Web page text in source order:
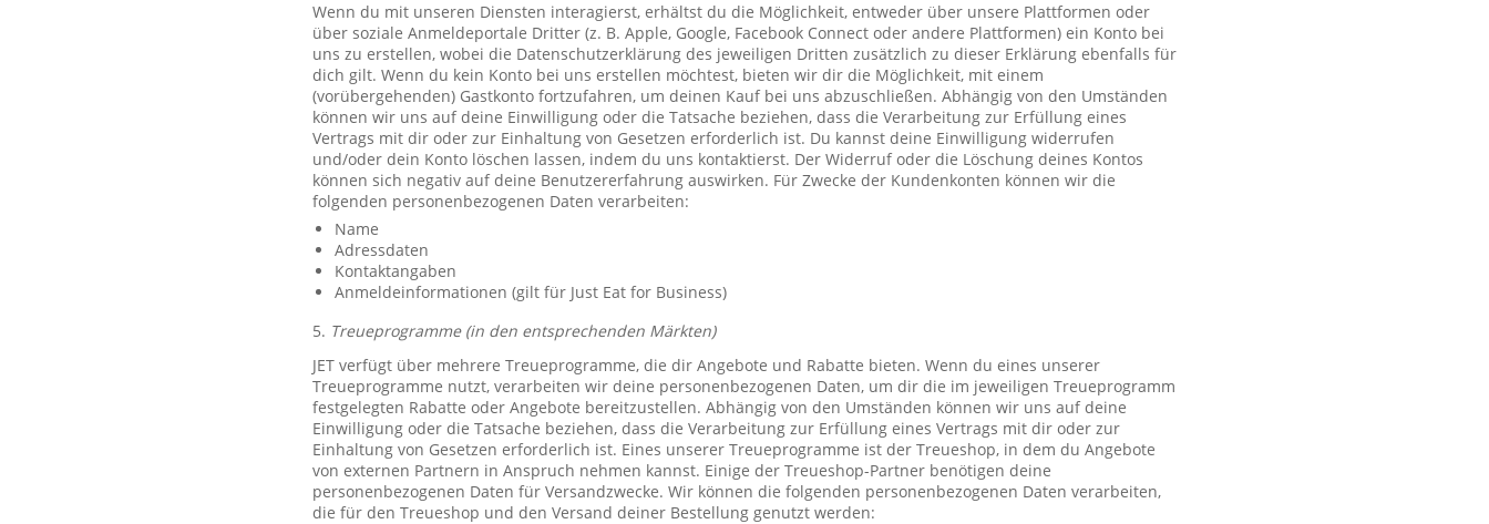
Wenn du mit unseren Diensten interagierst, erhältst du die Möglichkeit, entweder über unsere Plattformen oder
über soziale Anmeldeportale Dritter (z. B. Apple, Google, Facebook Connect oder andere Plattformen) ein Konto bei
uns zu erstellen, wobei die Datenschutzerklärung des jeweiligen Dritten zusätzlich zu dieser Erklärung ebenfalls für
dich gilt. Wenn du kein Konto bei uns erstellen möchtest, bieten wir dir die Möglichkeit, mit einem
(vorübergehenden) Gastkonto fortzufahren, um deinen Kauf bei uns abzuschließen. Abhängig von den Umständen
können wir uns auf deine Einwilligung oder die Tatsache beziehen, dass die Verarbeitung zur Erfüllung eines
Vertrags mit dir oder zur Einhaltung von Gesetzen erforderlich ist. Du kannst deine Einwilligung widerrufen
und/oder dein Konto löschen lassen, indem du uns kontaktierst. Der Widerruf oder die Löschung deines Kontos
können sich negativ auf deine Benutzererfahrung auswirken. Für Zwecke der Kundenkonten können wir die
folgenden personenbezogenen Daten verarbeiten:
Name
Adressdaten
Kontaktangaben
Anmeldeinformationen (gilt für Just Eat for Business)
5. Treueprogramme (in den entsprechenden Märkten)
JET verfügt über mehrere Treueprogramme, die dir Angebote und Rabatte bieten. Wenn du eines unserer
Treueprogramme nutzt, verarbeiten wir deine personenbezogenen Daten, um dir die im jeweiligen Treueprogramm
festgelegten Rabatte oder Angebote bereitzustellen. Abhängig von den Umständen können wir uns auf deine
Einwilligung oder die Tatsache beziehen, dass die Verarbeitung zur Erfüllung eines Vertrags mit dir oder zur
Einhaltung von Gesetzen erforderlich ist. Eines unserer Treueprogramme ist der Treueshop, in dem du Angebote
von externen Partnern in Anspruch nehmen kannst. Einige der Treueshop-Partner benötigen deine
personenbezogenen Daten für Versandzwecke. Wir können die folgenden personenbezogenen Daten verarbeiten,
die für den Treueshop und den Versand deiner Bestellung genutzt werden: